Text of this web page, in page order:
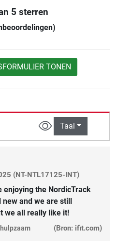
5 sterren
TONEN
Taal
(NT-NTL17125-INT)
enjoying the NordicTrack
and we are still
we all really like it!
(Bron: ifit.com)